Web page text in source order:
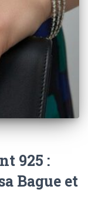
925 :
Bague et